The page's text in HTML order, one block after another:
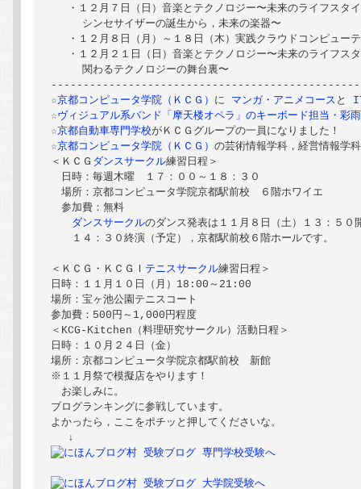
・１２月７日（日）音楽とテクノロジー〜未来のライフスタ
シンセサイザーの誕生から，未来の楽器〜
・１２月８日（月）～１８日（木）実践クラウドコンピュー
・１２月２１日（日）音楽とテクノロジー〜未来のライフス
関わるテクノロジーの舞台裏〜
☆京都コンピュータ学院（ＫＣＧ） に マンガ・アニメコース と
☆ヴィジュアル系バンド「摩天楼オペラ」のキーボード担当・彩
☆京都自動車専門学校がＫＣＧグループの一員になりました！
☆京都コンピュータ学院（ＫＣＧ）の芸術情報学科，経営情報学
＜ＫＣＧ ダンスサークル練習日程＞
日時：毎週木曜　１７：００～１８：３０
場所：京都コンピュータ学院京都駅前校　６階ホワイエ
参加費：無料
ダンスサークルのダンス発表は１１月８日（土）１３：５０
１４：３０終演（予定），京都駅前校６階ホールです。
＜ＫＣＧ・ＫＣＧＩ テニスサークル練習日程＞
日時：１１月１０日（月）18:00～21:00
場所：宝ヶ池公園テニスコート
参加費：500円～1,000円程度
＜KCG-Kitchen（料理研究サークル）活動日程＞
日時：１０月２４日（金）
場所：京都コンピュータ学院京都駅前校　新館
※１１月祭で模擬店をやります！
お楽しみに。
ブログランキングに参戦しています。
よかったら，ここをポチッと押してくださいな。